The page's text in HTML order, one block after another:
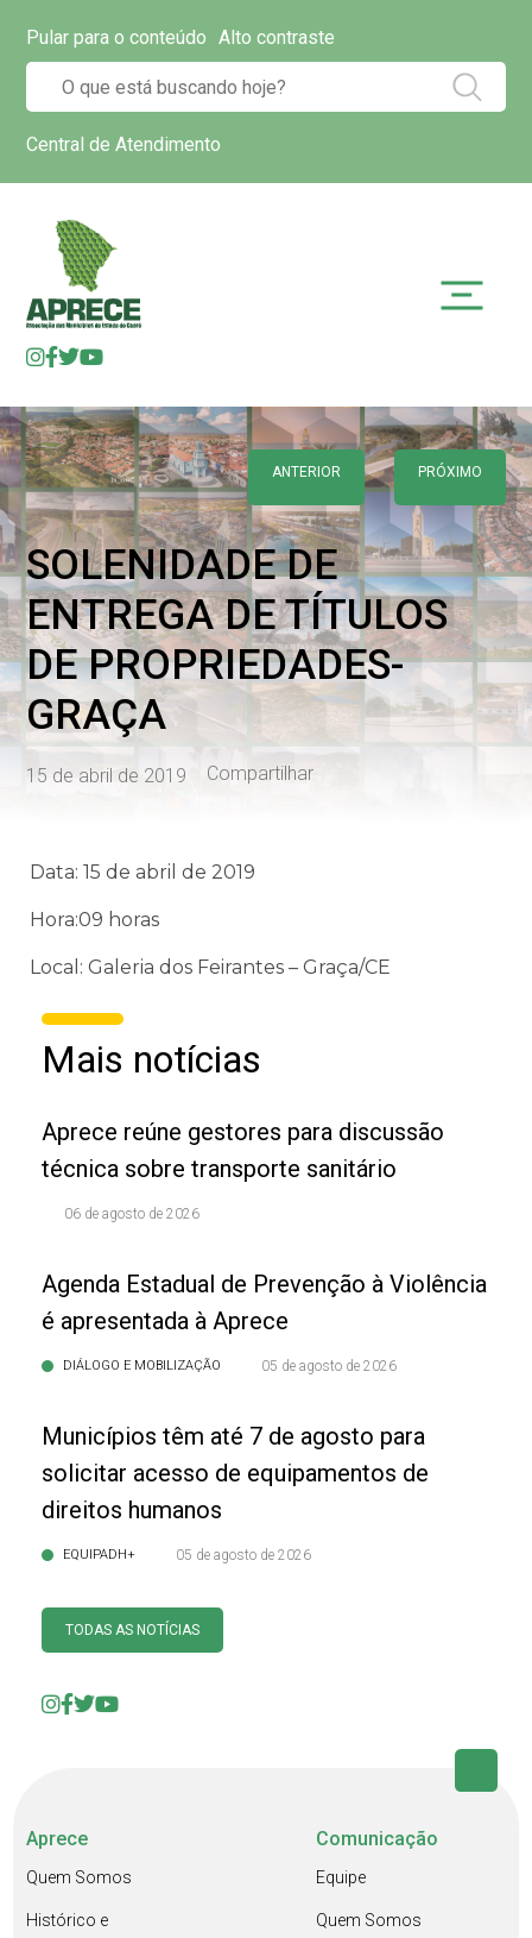
Pular para o conteúdo Alto contraste
Central de Atendimento
ANTERIOR PRÓXIMO
SOLENIDADE DE
ENTREGA DE TÍTULOS
DE PROPRIEDADES-
GRAÇA
15 de abril de 2019 Compartilhar
Data: 15 de abril de 2019
Hora:09 horas
Local: Galeria dos Feirantes – Graça/CE
Mais notícias
Aprece reúne gestores para discussão
técnica sobre transporte sanitário
06 de agosto de 2026
Agenda Estadual de Prevenção à Violência
é apresentada à Aprece
DIÁLOGO E MOBILIZAÇÃO 05 de agosto de 2026
Municípios têm até 7 de agosto para
solicitar acesso de equipamentos de
direitos humanos
EQUIPADH+ 05 de agosto de 2026
TODAS AS NOTÍCIAS
Aprece
Quem Somos
Histórico e
Comunicação
Equipe
Quem Somos